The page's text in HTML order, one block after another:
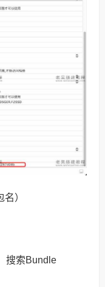
）
搜索Bundle